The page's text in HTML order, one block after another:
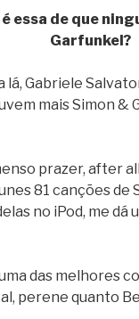
essa de que
Garfunkel?
lá, Gabriele
mais Simon &
prazer, after
81 canções de
no iPod, me dá
das melhores
perene quanto